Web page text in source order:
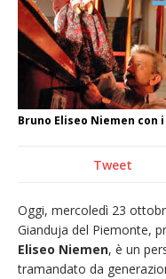
incendio
Dieci
Bruno Eliseo Niemen
Tweet
Oggi, mercoledì 23
Gianduja del Piemonte,
Eliseo Niemen, è un
tramandato da